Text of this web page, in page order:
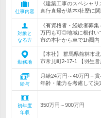
仕事内容
《建築工事のスペシャ
直行直帰が基本/社歴に
対象と
なる方
《有資格者・経験者募
万円も可◎地域に根付い
市の本社から車で1h圏内
勤務地
【本社】 群馬県館林市
市常見町2-17-1 【羽生営
給与
月給24万円～40万円＋
年齢・能力を考慮して
初年度
年収
350万円～900万円